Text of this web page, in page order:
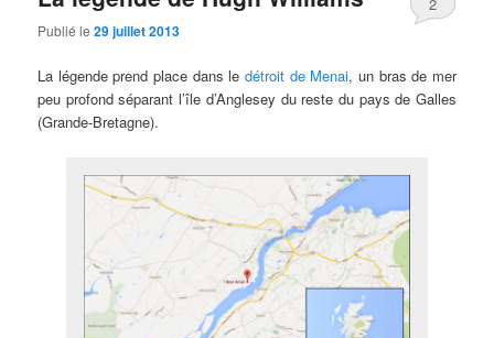
Publié le29 juillet 2013
2
La légende prend place dans le détroit de Menai, un bras de mer
peu profond séparant l’île d’Anglesey du reste du pays de Galles
(Grande-Bretagne).